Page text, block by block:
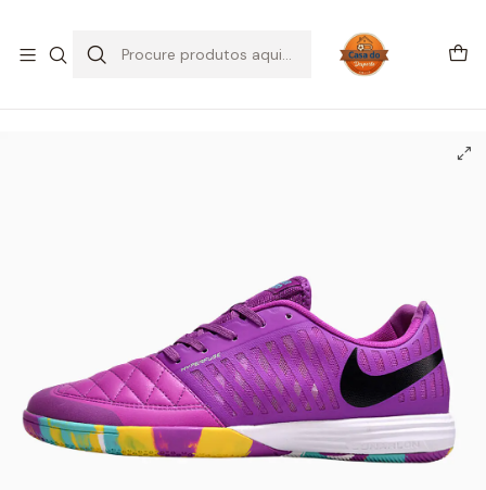
Início CHUTEIRAS Sapatilhas Futsal | IC NIKE LUNAR GATO II IC